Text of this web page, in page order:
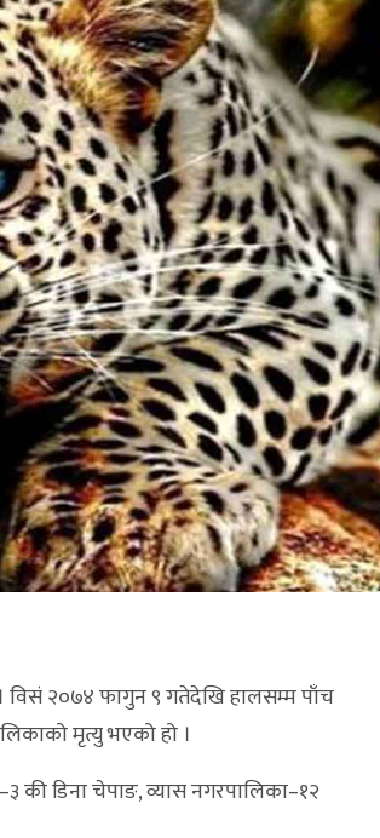
२०७४ फागुन ९ गतेदेखि हालसम्म पाँच
मृत्यु भएको हो ।
की डिना चेपाङ, व्यास नगरपालिका–१२